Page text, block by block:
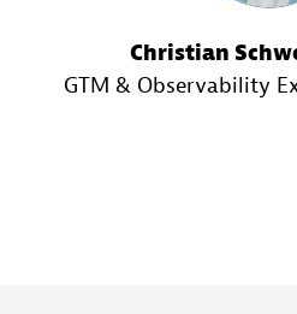
Christian
GTM & Observability